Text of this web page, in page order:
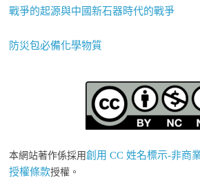
戰爭的起源與中國新石器時代的戰爭
防災包必備化學物質
本網站著作係採用創用 CC 姓名標示-非商
授權條款授權。